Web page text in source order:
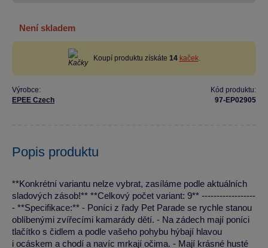
není skladem
Koupí produktu získáte 14 kaček.
Výrobce:
EPEE Czech
Kód produktu:
97-EP02905
Popis produktu
**Konkrétní variantu nelze vybrat, zasíláme podle aktuálních
sladových zásob!** **Celkový počet variant: 9** ------------------
- **Specifikace:** - Poníci z řady Pet Parade se rychle stanou
oblíbenými zvířecími kamarády dětí. - Na zádech mají poníci
tlačítko s čidlem a podle vašeho pohybu hýbají hlavou
i ocáskem a chodí a navíc mrkají očima. - Mají krásné husté